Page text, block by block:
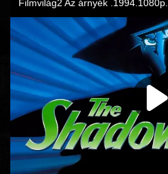
FANTASY
THRILLER
KRIMI
DRÁMA